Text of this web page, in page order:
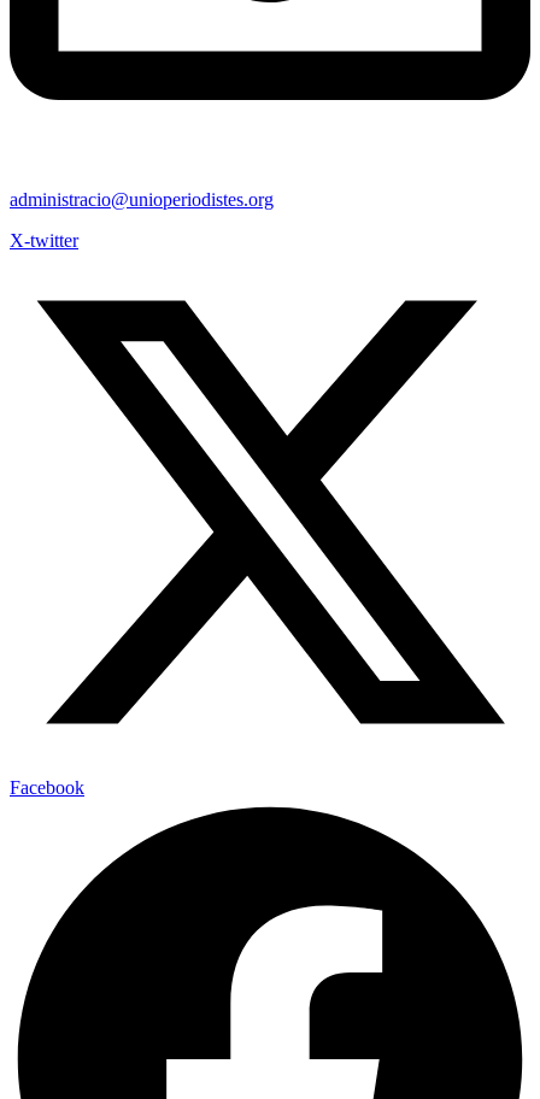
administracio@unioperiodistes.org
X-twitter
Facebook